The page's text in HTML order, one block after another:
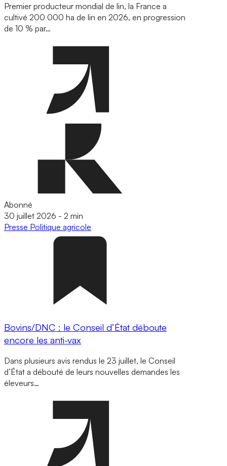
Premier producteur mondial de lin, la France a
cultivé 200 000 ha de lin en 2026, en progression
de 10 % par…
Abonné
30 juillet 2026 - 2 min
Presse Politique agricole
Bovins/DNC : le Conseil d’État déboute
encore les anti-vax
Dans plusieurs avis rendus le 23 juillet, le Conseil
d’État a débouté de leurs nouvelles demandes les
éleveurs…